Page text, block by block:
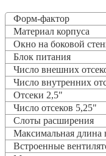
Форм-фактор
Материал корпуса
Окно на боковой
Блок питания
Число внешних
Число внутренних
Отсеки 2,5"
Число отсеков 5,25"
Слоты расширения
Максимальная длина
Встроенные